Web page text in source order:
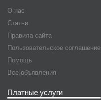
О нас
Статьи
Правила сайта
Пользовательское соглашение
Помощь
Все объявления
Платные услуги